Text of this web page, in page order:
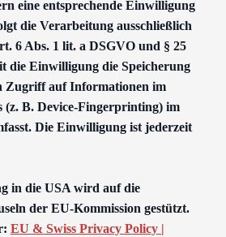
eine entsprechende Einwilligung
die Verarbeitung ausschließlich
6 Abs. 1 lit. a DSGVO und § 25
die Einwilligung die Speicherung
Zugriff auf Informationen im
(z. B. Device-Fingerprinting) im
Die Einwilligung ist jederzeit
in die USA wird auf die
der EU-Kommission gestützt.
EU & Swiss Privacy Policy |